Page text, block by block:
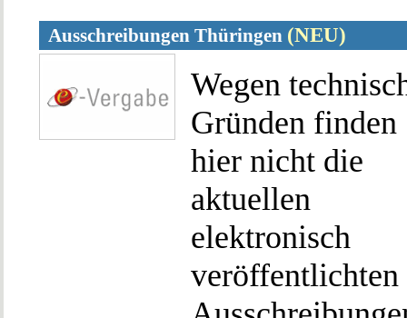
Ausschreibungen Thüringen (NEU)
Wegen
Gründen finden
hier nicht die
aktuellen
elektronisch
veröffentlichten